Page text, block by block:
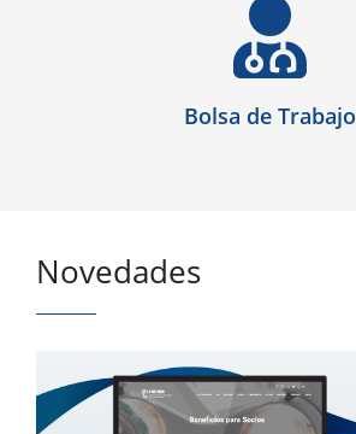
Bolsa de Trabajo
Novedades